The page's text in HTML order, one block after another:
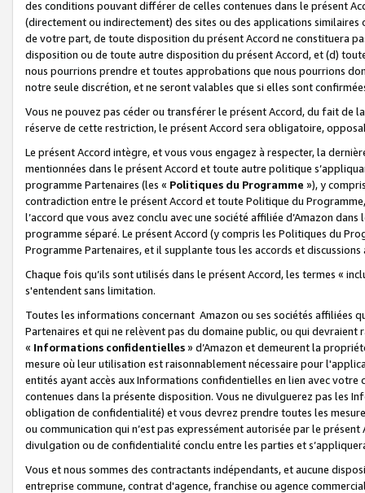
des conditions pouvant différer de celles contenues dans le présent
(directement ou indirectement) des sites ou des applications
de votre part, de toute disposition du présent Accord ne constituera
disposition ou de toute autre disposition du présent Accord, et (d)
nous pourrions prendre et toutes approbations que nous pourrions
notre seule discrétion, et ne seront valables que si elles sont
Vous ne pouvez pas céder ou transférer le présent Accord, du fait de
réserve de cette restriction, le présent Accord sera obligatoire,
Le présent Accord intègre, et vous vous engagez à respecter, la
mentionnées dans le présent Accord et toute autre politique
programme Partenaires (les « Politiques du Programme »), y
contradiction entre le présent Accord et toute Politique du
l’accord que vous avez conclu avec une société affiliée d’Amazon
programme séparé. Le présent Accord (y compris les Politiques du
Programme Partenaires, et il supplante tous les accords et discussions
Chaque fois qu’ils sont utilisés dans le présent Accord, les termes «
s'entendent sans limitation.
Toutes les informations concernant Amazon ou ses sociétés affiliées
Partenaires et qui ne relèvent pas du domaine public, ou qui
« Informations confidentielles» d’Amazon et demeurent la
mesure où leur utilisation est raisonnablement nécessaire pour
entités ayant accès aux Informations confidentielles en lien avec
contenues dans la présente disposition. Vous ne divulguerez pas les
obligation de confidentialité) et vous devrez prendre toutes les
ou communication qui n’est pas expressément autorisée par le
divulgation ou de confidentialité conclu entre les parties et
Vous et nous sommes des contractants indépendants, et aucune
entreprise commune, contrat d'agence, franchise ou agence